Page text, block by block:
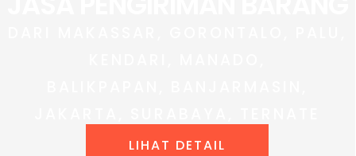
LIHAT DETAIL